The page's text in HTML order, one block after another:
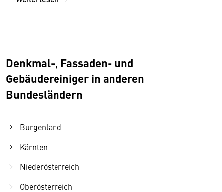
Denkmal-, Fassaden- und
Gebäudereiniger in anderen
Bundesländern
Burgenland
Kärnten
Niederösterreich
Oberösterreich